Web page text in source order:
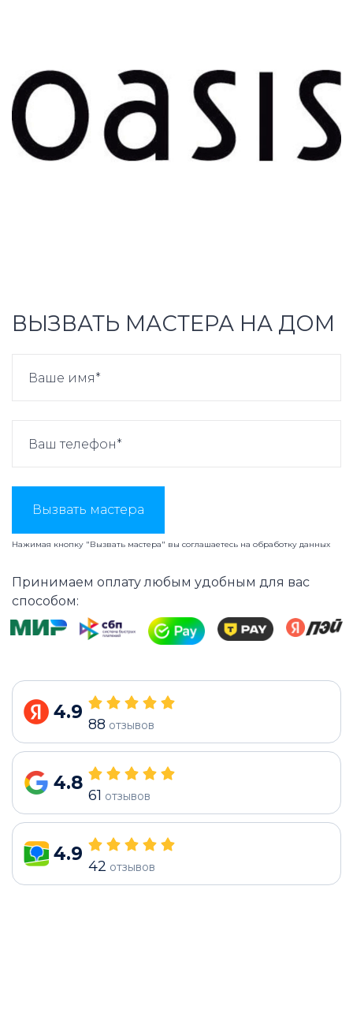
ВЫЗВАТЬ МАСТЕРА НА ДОМ
Вызвать мастера
Нажимая кнопку "Вызвать мастера" вы соглашаетесь на обработку данных
Принимаем оплату любым удобным для вас
способом:
4.9
88 отзывов
4.8
61 отзывов
4.9
42 отзывов